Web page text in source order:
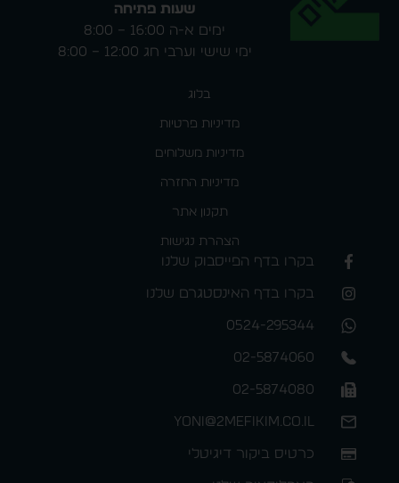
שעות פתיחה
ימים א-ה 16:00 – 8:00
ימי שישי וערבי חג 12:00 – 8:00
בלוג
מדיניות פרטיות
מדיניות משלוחים
מדיניות החזרה
תקנון אתר
הצהרת נגישות
בקרו בדף הפייסבוק שלנו
בקרו בדף האינסטגרם שלנו
0524-295344
02-5874060
02-5874080
yoni@2mefikim.co.il
כרטיס ביקור דיגיטלי